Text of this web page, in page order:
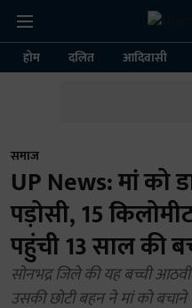
होम दलित आदिवासी
समाज
UP News: मां को
पड़ोसी, 15
पहुंची 13 साल की
सोनभद्र जिले की यह बच्ची आठवीं
उसकी छोटी बहन ने मां को बचाने